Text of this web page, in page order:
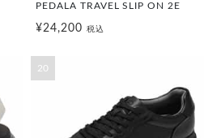
PEDALA TRAVEL SLIP ON 2E
¥24,200 税込
20